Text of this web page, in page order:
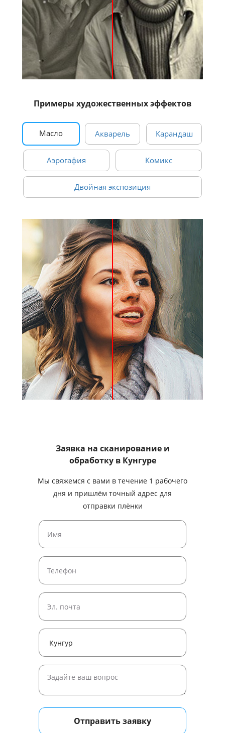
Примеры художественных эффектов
Масло Акварель Карандаш
Аэрогафия Комикс
Двойная экспозиция
Заявка на сканирование и
обработкув Кунгуре
Мы свяжемся с вами в течение 1 рабочего
дня и пришлём точный адрес для
отправки плёнки
Отправить заявку